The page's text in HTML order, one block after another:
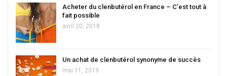
Acheter du clenbutérol en France – C’est tout à
fait possible
avril 20, 2018
Un achat de clenbutérol synonyme de succès
mai 11, 2019